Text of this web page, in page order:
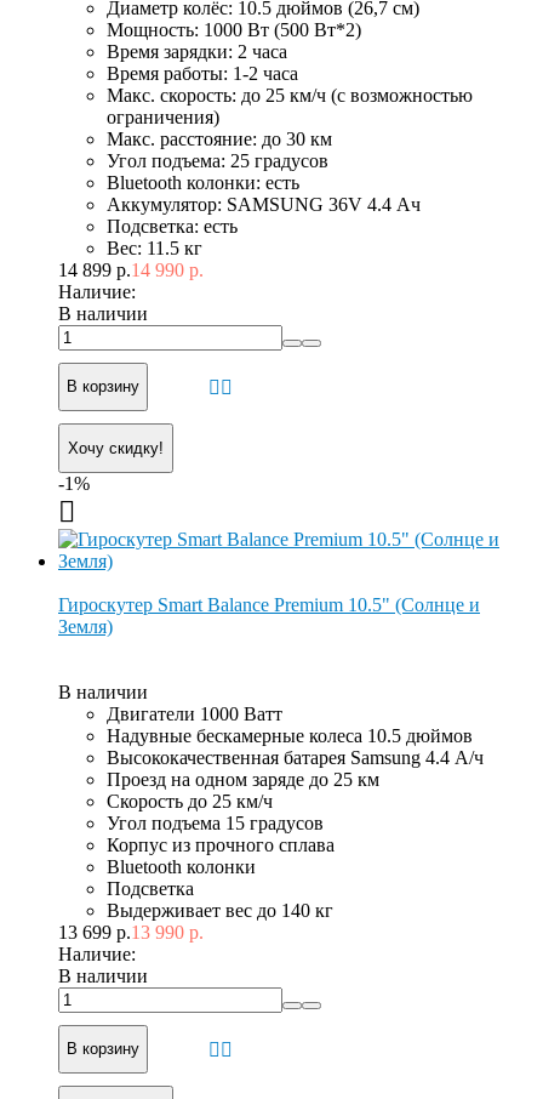
Диаметр колёс: 10.5 дюймов (26,7 см)
Мощность: 1000 Вт (500 Вт*2)
Время зарядки: 2 часа
Время работы: 1-2 часа
Макс. скорость: до 25 км/ч (с возможностью
ограничения)
Макс. расстояние: до 30 км
Угол подъема: 25 градусов
Bluetooth колонки: есть
Аккумулятор: SAMSUNG 36V 4.4 Ач
Подсветка: есть
Вес: 11.5 кг
14 899 р.14 990 р.
Наличие:
В наличии
В корзину
Хочу скидку!
-1%
Гироскутер Smart Balance Premium 10.5" (Солнце и
Земля)
В наличии
Двигатели 1000 Ватт
Надувные бескамерные колеса 10.5 дюймов
Высококачественная батарея Samsung 4.4 А/ч
Проезд на одном заряде до 25 км
Скорость до 25 км/ч
Угол подъема 15 градусов
Корпус из прочного сплава
Bluetooth колонки
Подсветка
Выдерживает вес до 140 кг
13 699 р.13 990 р.
Наличие:
В наличии
В корзину